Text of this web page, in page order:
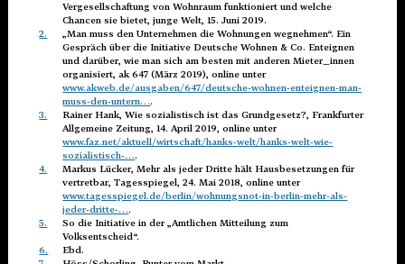
Vergesellschaftung von Wohnraum funktioniert und welche
Chancen sie bietet, junge Welt, 15. Juni 2019.
2.
„Man muss den Unternehmen die Wohnungen wegnehmen“. Ein
Gespräch über die Initiative Deutsche Wohnen & Co. Enteignen
und darüber, wie man sich am besten mit anderen Mieter_innen
organisiert, ak 647 (März 2019), online unter
www.akweb.de/ausgaben/647/deutsche-wohnen-enteignen-man-
muss-den-untern….
3.
Rainer Hank, Wie sozialistisch ist das Grundgesetz?, Frankfurter
Allgemeine Zeitung, 14. April 2019, online unter
www.faz.net/aktuell/wirtschaft/hanks-welt/hanks-welt-wie-
sozialistisch-….
4.
Markus Lücker, Mehr als jeder Dritte hält Hausbesetzungen für
vertretbar, Tagesspiegel, 24. Mai 2018, online unter
www.tagesspiegel.de/berlin/wohnungsnot-in-berlin-mehr-als-
jeder-dritte-….
5.
So die Initiative in der „Amtlichen Mitteilung zum
Volksentscheid“.
6.
Ebd.